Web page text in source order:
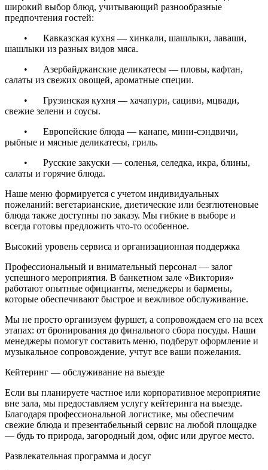
широкий выбор блюд, учитывающий разнообразные
предпочтения гостей:
•
Кавказская кухня — хинкали, шашлыки, лаваши,
шашлыки из разных видов мяса.
•
Азербайджанские деликатесы — пловы, кафтан,
салаты из свежих овощей, ароматные специи.
•
Грузинская кухня — хачапури, сациви, мцвади,
свежие зелени и соусы.
•
Европейские блюда — канапе, мини-сэндвичи,
рыбные и мясные деликатесы, гриль.
•
Русские закуски — соленья, селедка, икра, блины,
салаты и горячие блюда.
Наше меню формируется с учетом индивидуальных
пожеланий: вегетарианские, диетические или безглютеновые
блюда также доступны по заказу. Мы гибкие в выборе и
всегда готовы предложить что-то особенное.
Высокий уровень сервиса и организационная поддержка
Профессиональный и внимательный персонал — залог
успешного мероприятия. В банкетном зале «Виктория»
работают опытные официанты, менеджеры и бармены,
которые обеспечивают быстрое и вежливое обслуживание.
Мы не просто организуем фуршет, а сопровождаем его на всех
этапах: от бронирования до финального сбора посуды. Наши
менеджеры помогут составить меню, подберут оформление и
музыкальное сопровождение, учтут все ваши пожелания.
Кейтеринг — обслуживание на выезде
Если вы планируете частное или корпоративное мероприятие
вне зала, мы предоставляем услугу кейтеринга на выезде.
Благодаря профессиональной логистике, мы обеспечим
свежие блюда и презентабельный сервис на любой площадке
— будь то природа, загородный дом, офис или другое место.
Развлекательная программа и досуг